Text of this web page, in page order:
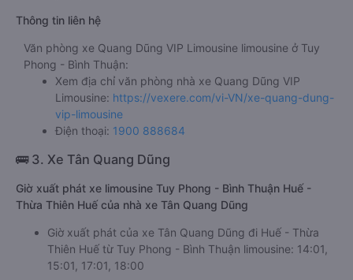
Thông tin liên hệ
Văn phòng xe Quang Dũng VIP Limousine limousine ở Tuy
Phong - Bình Thuận:
Xem địa chỉ văn phòng nhà xe Quang Dũng VIP
Limousine: https://vexere.com/vi-VN/xe-quang-dung-
vip-limousine
Điện thoại: 1900 888684
🚌 3. Xe Tân Quang Dũng
Giờ xuất phát xe limousine Tuy Phong - Bình Thuận Huế -
Thừa Thiên Huế của nhà xe Tân Quang Dũng
Giờ xuất phát của xe Tân Quang Dũng đi Huế - Thừa
Thiên Huế từ Tuy Phong - Bình Thuận limousine: 14:01,
15:01, 17:01, 18:00